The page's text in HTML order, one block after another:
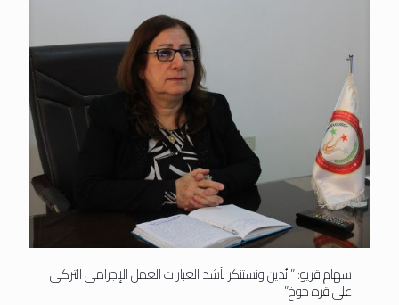
سهام قريو: ” نُدين ونستنكر بأشد العبارات العمل الإجرامي التركي
على قره جوخ”